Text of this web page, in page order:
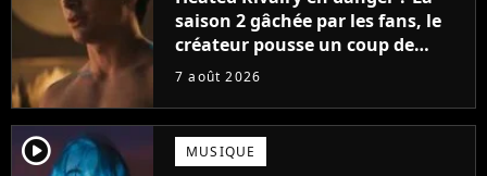
saison 2 gâchée par les fans, le
créateur pousse un coup de
gueule
7 août 2026
player2 MUSIQUE